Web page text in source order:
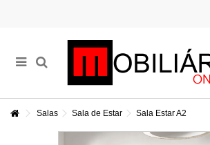
Salas Sala de Estar Sala Estar A2